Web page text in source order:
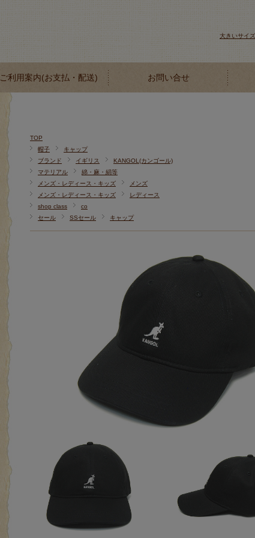
大きいサイズ
ご利用案内(お支払・配送) お問い合せ
TOP
帽子
キャップ
ブランド
イギリス
KANGOL(カンゴール)
マテリアル
綿・麻・絹等
メンズ・レディース・キッズ
メンズ
メンズ・レディース・キッズ
レディース
shop class
co
セール
SSセール キャップ